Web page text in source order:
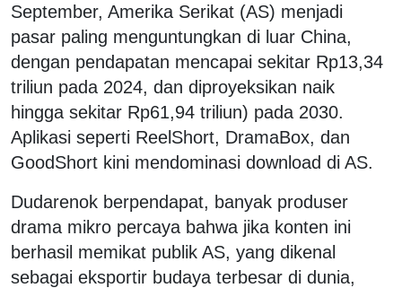
September, Amerika Serikat (AS) menjadi
pasar paling menguntungkan di luar China,
dengan pendapatan mencapai sekitar Rp13,34
triliun pada 2024, dan diproyeksikan naik
hingga sekitar Rp61,94 triliun) pada 2030.
Aplikasi seperti ReelShort, DramaBox, dan
GoodShort kini mendominasi download di AS.
Dudarenok berpendapat, banyak produser
drama mikro percaya bahwa jika konten ini
berhasil memikat publik AS, yang dikenal
sebagai eksportir budaya terbesar di dunia,